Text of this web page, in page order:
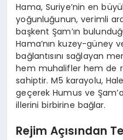
Hama, Suriye’nin en
yoğunluğunun, verimli
başkent Şam’ın
Hama’nın kuzey-güney
bağlantısını sağlayan
hem muhalifler hem de
sahiptir. M5 karayolu,
geçerek Humus ve
illerini birbirine bağlar.
Rejim Açısından